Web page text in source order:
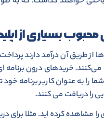
بسیاری از
طریق آن درآمد دارند
خریدهای درون
به عنوان کاربر برنامه خود
را دریافت می کنند.
را مشاهده کرده اید. مثلا